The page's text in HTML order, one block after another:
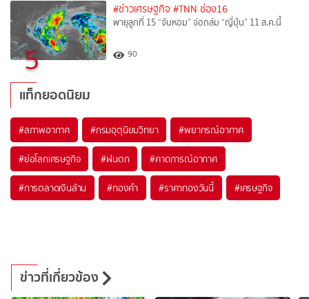
5
#ข่าวเศรษฐกิจ #TNN ช่อง16
พายุลูกที่ 15 “จันหอม” จ่อถล่ม “ญี่ปุ่น” 11 ส.ค.นี้
90
แท็กยอดนิยม
#สภาพอากาศ #กรมอุตุนิยมวิทยา #พยากรณ์อากาศ
#ย่อโลกเศรษฐกิจ #ฝนตก #คาดการณ์อากาศ
#การตลาดเงินล้าน #ทองคำ #ราคาทองวันนี้ #เศรษฐกิจ
ข่าวที่เกี่ยวข้อง